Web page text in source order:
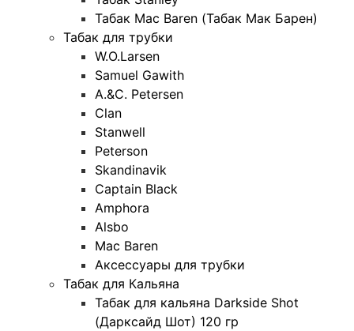
Табак Mac Baren (Табак Мак Барен)
Табак для трубки
W.O.Larsen
Samuel Gawith
A.&C. Petersen
Clan
Stanwell
Peterson
Skandinavik
Captain Black
Amphora
Alsbo
Mac Baren
Аксессуары для трубки
Табак для Кальяна
Табак для кальяна Darkside Shot
(Дарксайд Шот) 120 гр